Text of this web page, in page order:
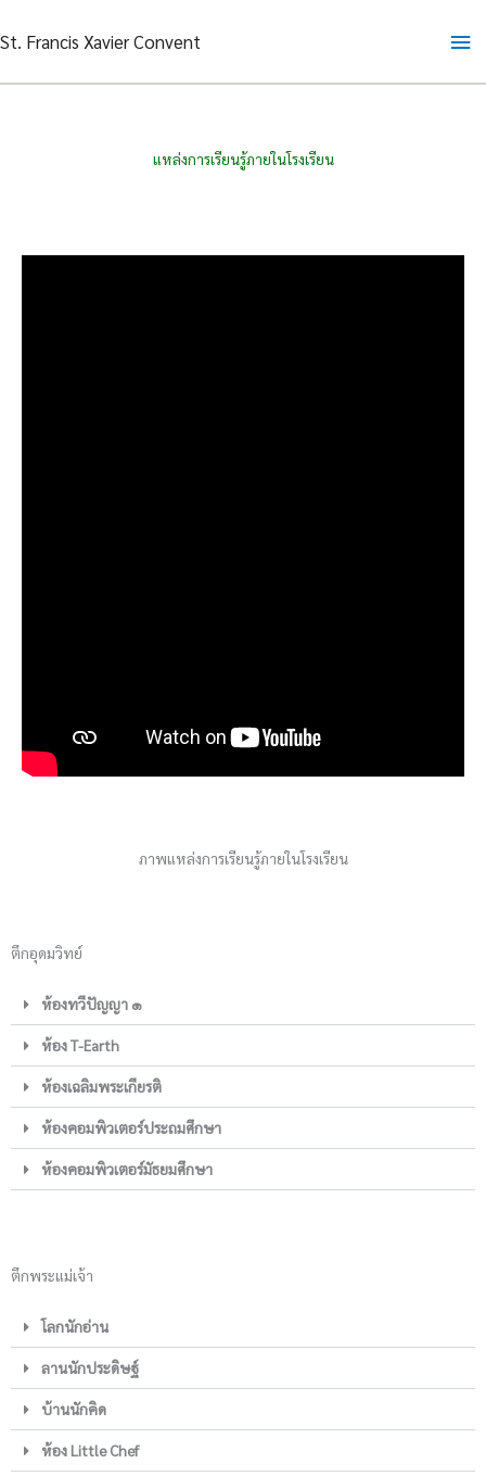
to
St. Francis Xavier Convent
แหล่งการเรียนรู้ภายในโรงเรียน
ภาพแหล่งการเรียนรู้ภายในโรงเรียน
ตึกอุดมวิทย์
ห้องทวีปัญญา ๑
ห้อง T-Earth
ห้องเฉลิมพระเกียรติ
ห้องคอมพิวเตอร์ประถมศึกษา
ห้องคอมพิวเตอร์มัธยมศึกษา
ตึกพระแม่เจ้า
โลกนักอ่าน
ลานนักประดิษฐ์
บ้านนักคิด
ห้อง Little Chef